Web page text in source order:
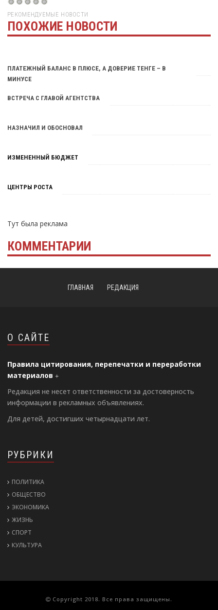
РЕКОМЕНДУЕМЫЕ НОВОСТИ
ПОХОЖИЕ НОВОСТИ
Тут была реклама
ПЛАТЕЖНЫЙ БАЛАНС В ПЛЮСЕ, А ДОВЕРИЕ ТЕНГЕ – В
МИНУСЕ
ВСТРЕЧА С ГЛАВОЙ АГЕНТСТВА
НАЗНАЧИЛ И ОБОСНОВАЛ
ИЗМЕНЕННЫЙ БЮДЖЕТ
ЦЕНТРЫ РОСТА
Тут была реклама
КОММЕНТАРИИ
ГЛАВНАЯ РЕДАКЦИЯ
О САЙТЕ
Правила цитирования, перепечатки и переработки
материалов
Редакция не несет ответственности за достоверность
информации в рекламных объявлениях.
Для детей, достигших четырнадцати лет.
РУБРИКИ
ПОЛИТИКА
ОБЩЕСТВО
ЭКОНОМИКА
ЖИЗНЬ
СПОРТ
КУЛЬТУРА
Copyright 2018. Все права защищены.